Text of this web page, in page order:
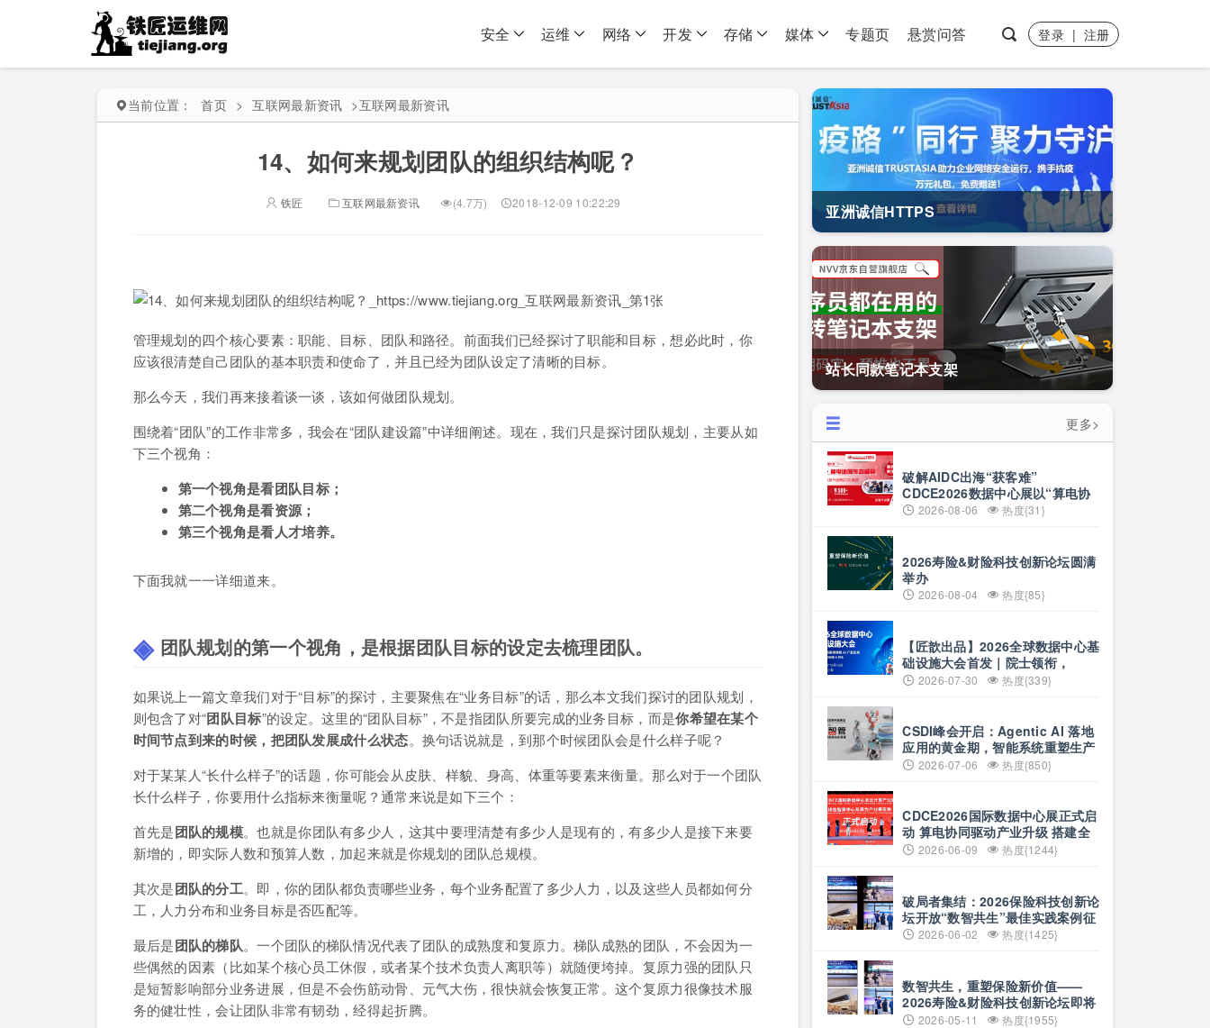
安全 运维 网络 开发 存储 媒体 专题页 悬赏问答 登录 | 注册
当前位置： 首页 > 互联网最新资讯 >互联网最新资讯
14、如何来规划团队的组织结构呢？
铁匠 互联网最新资讯 (4.7万) 2018-12-09 10:22:29
管理规划的四个核心要素：职能、目标、团队和路径。前面我们已经探讨了职能和目标，想必此时，你
应该很清楚自己团队的基本职责和使命了，并且已经为团队设定了清晰的目标。
那么今天，我们再来接着谈一谈，该如何做团队规划。
围绕着“团队”的工作非常多，我会在“团队建设篇”中详细阐述。现在，我们只是探讨团队规划，主要从如
下三个视角：
第一个视角是看团队目标；
第二个视角是看资源；
第三个视角是看人才培养。
下面我就一一详细道来。
团队规划的第一个视角，是根据团队目标的设定去梳理团队。
如果说上一篇文章我们对于“目标”的探讨，主要聚焦在“业务目标”的话，那么本文我们探讨的团队规划，
则包含了对“团队目标”的设定。这里的“团队目标”，不是指团队所要完成的业务目标，而是你希望在某个
时间节点到来的时候，把团队发展成什么状态。换句话说就是，到那个时候团队会是什么样子呢？
对于某某人“长什么样子”的话题，你可能会从皮肤、样貌、身高、体重等要素来衡量。那么对于一个团队
长什么样子，你要用什么指标来衡量呢？通常来说是如下三个：
首先是团队的规模。也就是你团队有多少人，这其中要理清楚有多少人是现有的，有多少人是接下来要
新增的，即实际人数和预算人数，加起来就是你规划的团队总规模。
其次是团队的分工。即，你的团队都负责哪些业务，每个业务配置了多少人力，以及这些人员都如何分
工，人力分布和业务目标是否匹配等。
最后是团队的梯队。一个团队的梯队情况代表了团队的成熟度和复原力。梯队成熟的团队，不会因为一
些偶然的因素（比如某个核心员工休假，或者某个技术负责人离职等）就随便垮掉。复原力强的团队只
是短暂影响部分业务进展，但是不会伤筋动骨、元气大伤，很快就会恢复正常。这个复原力很像技术服
务的健壮性，会让团队非常有韧劲，经得起折腾。
亚洲诚信HTTPS
站长同款笔记本支架
更多>
破解AIDC出海“获客难”
CDCE2026数据中心展以“算电协
同”重构全球算力供应链
2026-08-06 热度{31}
2026寿险&财险科技创新论坛圆满
举办
2026-08-04 热度{85}
【匠歆出品】2026全球数据中心基
础设施大会首发｜院士领衔，
100+头部企业已确认，500人齐聚
2026-07-30 热度{339}
CSDI峰会开启：Agentic AI 落地
应用的黄金期，智能系统重塑生产
力 2026-07-06 热度{850}
CDCE2026国际数据中心展正式启
动 算电协同驱动产业升级 搭建全
球合作平台
2026-06-09 热度{1244}
破局者集结：2026保险科技创新论
坛开放“数智共生”最佳实践案例征
集 2026-06-02 热度{1425}
数智共生，重塑保险新价值——
2026寿险&财险科技创新论坛即将
启幕2026-05-11 热度{1955}